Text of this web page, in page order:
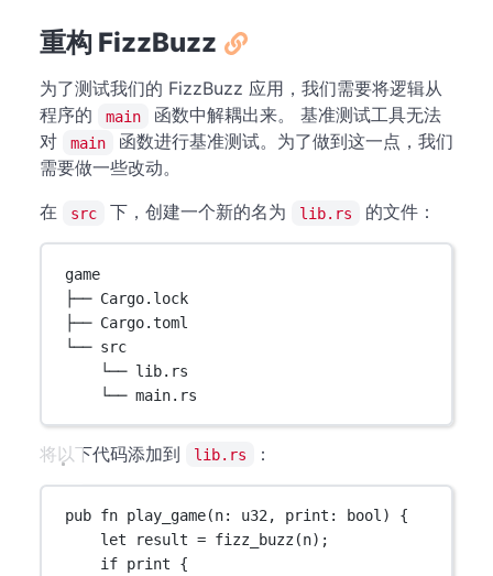
重构 FizzBuzz
为了测试我们的 FizzBuzz 应用，我们需要将逻辑从
程序的
main
函数中解耦出来。 基准测试工具无法
对
main
函数进行基准测试。为了做到这一点，我们
需要做一些改动。
在
src 下，创建一个新的名为 lib.rs 的文件：
game
├── Cargo.lock
├── Cargo.toml
└── src
└── lib.rs
└── main.rs
将以下代码添加到 lib.rs ：
pub fn play_game(n: u32, print : bool) {
let result = fizz_buzz(n);
if print {